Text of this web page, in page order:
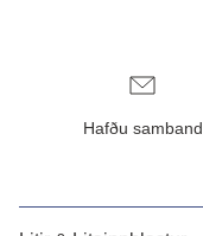
Hafðu samband